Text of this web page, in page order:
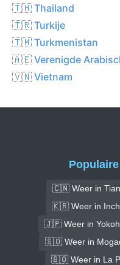
🇹🇭 Thailand
🇹🇷 Turkije
🇹🇲 Turkmenistan
🇦🇪 Verenigde
🇻🇳 Vietnam
🇨🇳 Weer in
🇰🇷 Weer in
🇯🇵 Weer in
🇸🇴 Weer in
🇧🇴 Weer in La